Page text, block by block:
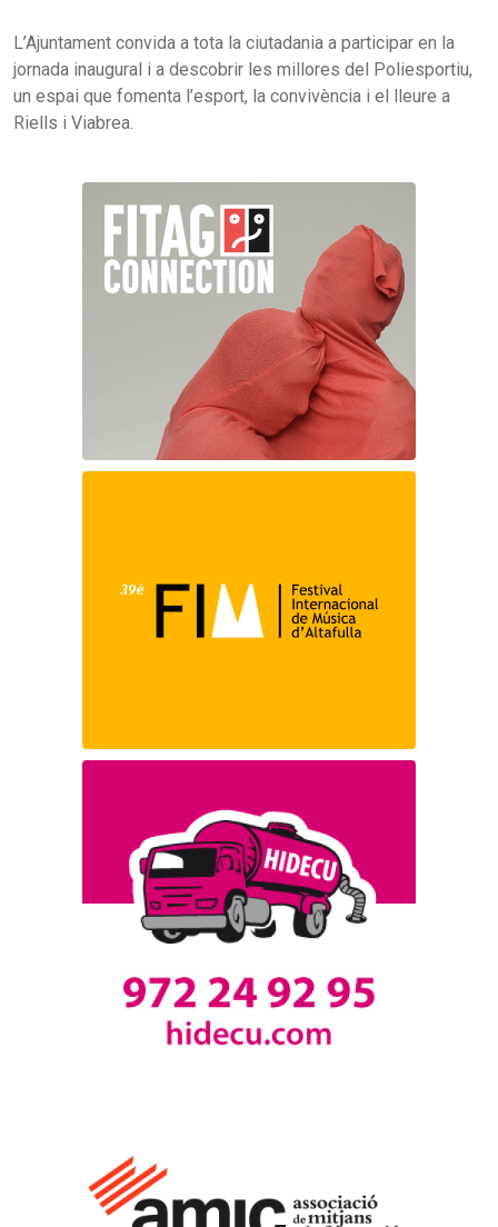
L’Ajuntament convida a tota la ciutadania a participar en la
jornada inaugural i a descobrir les millores del Poliesportiu,
un espai que fomenta l’esport, la convivència i el lleure a
Riells i Viabrea.